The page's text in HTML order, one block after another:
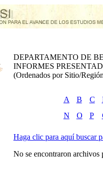
DEPARTAMENTO DE
INFORMES
(Ordenados por Sitio/
A B C
N
O P
Haga clic para aquí buscar
No se encontraron archivos